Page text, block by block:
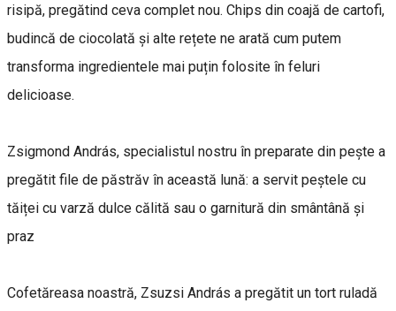
risipă, pregătind ceva complet nou. Chips din coajă de cartofi,
budincă de ciocolată și alte rețete ne arată cum putem
transforma ingredientele mai puțin folosite în feluri
delicioase.
Zsigmond András, specialistul nostru în preparate din pește a
pregătit file de păstrăv în această lună: a servit peștele cu
tăiței cu varză dulce călită sau o garnitură din smântână și
praz
Cofetăreasa noastră, Zsuzsi András a pregătit un tort ruladă